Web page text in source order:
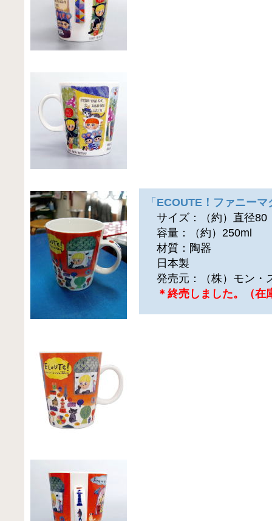
「 ECOUTE！ファニーマ
サイズ：（約）直径80
容量：（約）250ml
材質：陶器
日本製
発売元：（株）モン・
＊終売しました。（在